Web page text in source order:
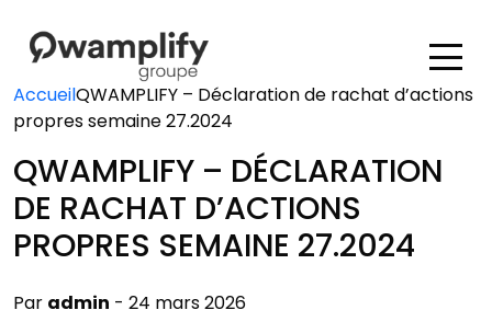
AccueilQWAMPLIFY – Déclaration de rachat d’actions
propres semaine 27.2024
QWAMPLIFY – DÉCLARATION
DE RACHAT D’ACTIONS
PROPRES SEMAINE 27.2024
Par admin - 24 mars 2026